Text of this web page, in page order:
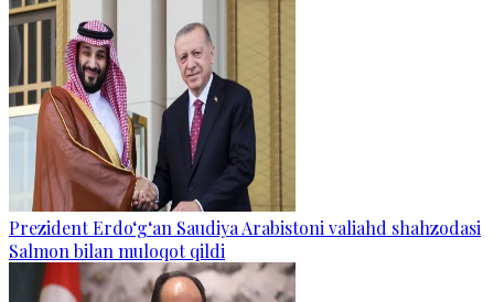
Prezident Erdo‘g‘an Saudiya Arabistoni valiahd shahzodasi
Salmon bilan muloqot qildi